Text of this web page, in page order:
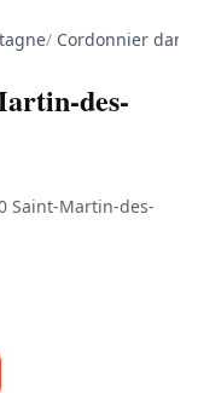
/ Cordonnier
des-
Saint-Martin-des-